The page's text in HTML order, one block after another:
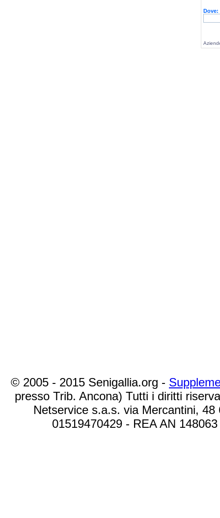
Dove:
© 2005 - 2015 Senigallia.org -
presso Trib. Ancona) Tutti i diritti
Netservice s.a.s. via Mercantini,
01519470429 - REA AN